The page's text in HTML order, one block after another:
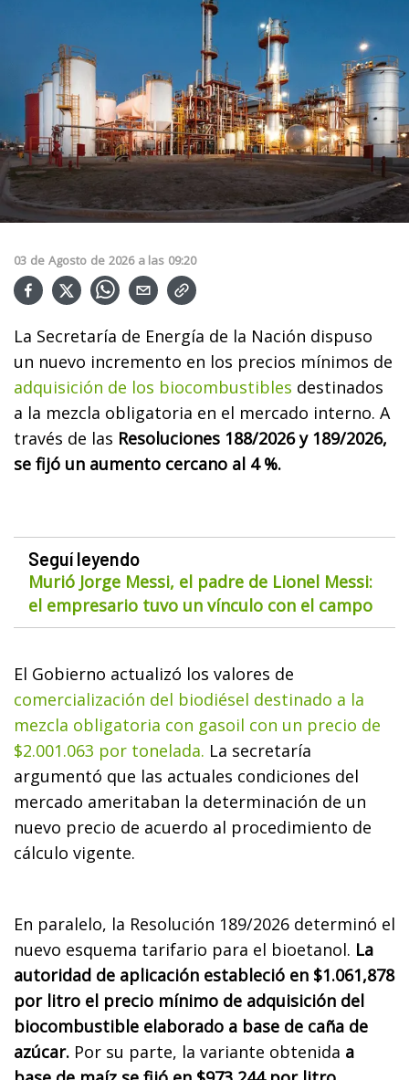
03 de Agosto de 2026 a las 09:20
La Secretaría de Energía de la Nación dispuso
un nuevo incremento en los precios mínimos de
adquisición de los biocombustibles destinados
a la mezcla obligatoria en el mercado interno. A
través de las Resoluciones 188/2026 y 189/2026,
se fijó un aumento cercano al 4 %.
Seguí leyendo
Murió Jorge Messi, el padre de Lionel Messi:
el empresario tuvo un vínculo con el campo
El Gobierno actualizó los valores de
comercialización del biodiésel destinado a la
mezcla obligatoria con gasoil con un precio de
$2.001.063 por tonelada. La secretaría
argumentó que las actuales condiciones del
mercado ameritaban la determinación de un
nuevo precio de acuerdo al procedimiento de
cálculo vigente.
En paralelo, la Resolución 189/2026 determinó el
nuevo esquema tarifario para el bioetanol. La
autoridad de aplicación estableció en $1.061,878
por litro el precio mínimo de adquisición del
biocombustible elaborado a base de caña de
azúcar. Por su parte, la variante obtenida a